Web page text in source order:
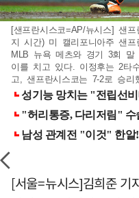
[샌프란시스코=AP/뉴시스] 샌
지 시간) 미 캘리포니아주 샌
MLB 뉴욕 메츠와 경기 3회 말
이를 치고 있다. 이정후는 2타
고, 샌프란시스코는 7-2로 승리
[서울=뉴시스]김희준 기